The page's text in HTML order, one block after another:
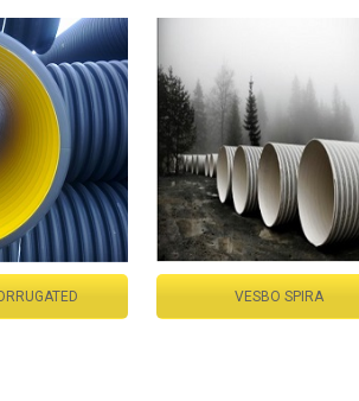
VESBO SPIRA